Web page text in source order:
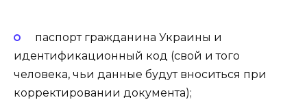
паспорт гражданина Украины и
идентификационный код (свой и того
человека, чьи данные будут вноситься при
корректировании документа);